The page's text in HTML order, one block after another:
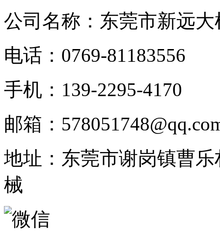
公司名称：东莞市新远
电话：0769-81183556
手机：139-2295-4170
邮箱：
地址：东莞市谢岗镇曹
械